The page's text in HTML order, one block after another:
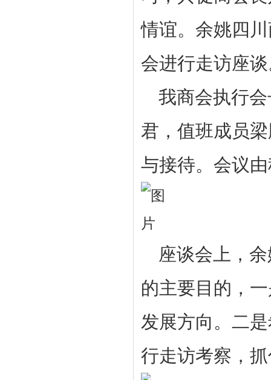
情谊。余姚四
会进行走访座
我商会执行
君，值班成员
与接待。会议
座谈会上，
的主要目的，
发展方向。二
行走访考察，